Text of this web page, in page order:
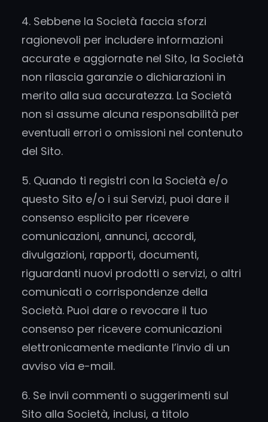
4. Sebbene la Società faccia sforzi
ragionevoli per includere informazioni
accurate e aggiornate nel Sito, la Società
non rilascia garanzie o dichiarazioni in
merito alla sua accuratezza. La Società
non si assume alcuna responsabilità per
eventuali errori o omissioni nel contenuto
del Sito.
5. Quando ti registri con la Società e/o
questo Sito e/o i sui Servizi, puoi dare il
consenso esplicito per ricevere
comunicazioni, annunci, accordi,
divulgazioni, rapporti, documenti,
riguardanti nuovi prodotti o servizi, o altri
comunicati o corrispondenze della
Società. Puoi dare o revocare il tuo
consenso per ricevere comunicazioni
elettronicamente mediante l’invio di un
avviso via e-mail.
6. Se invii commenti o suggerimenti sul
Sito alla Società, inclusi, a titolo